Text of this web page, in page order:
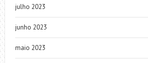
julho 2023
junho 2023
maio 2023